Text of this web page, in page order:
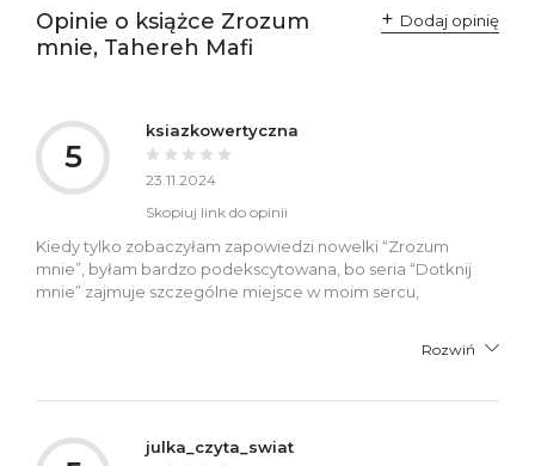
Opinie o książce Zrozum
mnie, Tahereh Mafi
Dodaj opinię
5
ksiazkowertyczna
23.11.2024
Skopiuj link do opinii
Kiedy tylko zobaczyłam zapowiedzi nowelki “Zrozum
mnie”, byłam bardzo podekscytowana, bo seria “Dotknij
mnie” zajmuje szczególne miejsce w moim sercu,
Rozwiń
julka_czyta_swiat